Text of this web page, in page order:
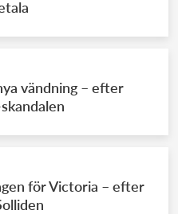
vändning – efter
för Victoria – efter